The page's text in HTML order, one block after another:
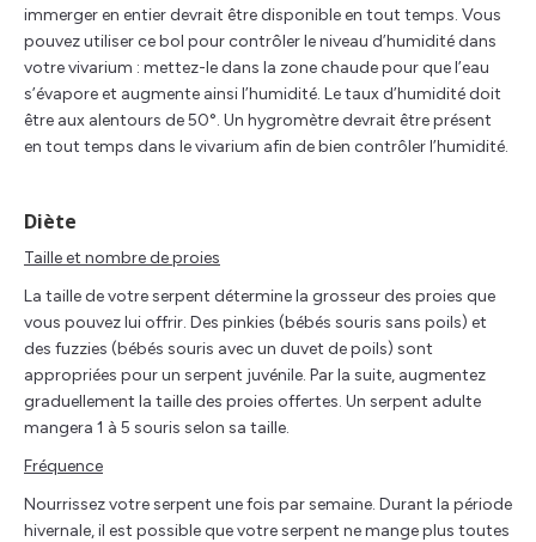
immerger en entier devrait être disponible en tout temps. Vous
pouvez utiliser ce bol pour contrôler le niveau d’humidité dans
votre vivarium : mettez-le dans la zone chaude pour que l’eau
s’évapore et augmente ainsi l’humidité. Le taux d’humidité doit
être aux alentours de 50°. Un hygromètre devrait être présent
en tout temps dans le vivarium afin de bien contrôler l’humidité.
Diète
Taille et nombre de proies
La taille de votre serpent détermine la grosseur des proies que
vous pouvez lui offrir. Des pinkies (bébés souris sans poils) et
des fuzzies (bébés souris avec un duvet de poils) sont
appropriées pour un serpent juvénile. Par la suite, augmentez
graduellement la taille des proies offertes. Un serpent adulte
mangera 1 à 5 souris selon sa taille.
Fréquence
Nourrissez votre serpent une fois par semaine. Durant la période
hivernale, il est possible que votre serpent ne mange plus toutes